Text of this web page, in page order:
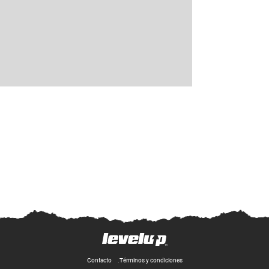
Contacto Términos y condiciones